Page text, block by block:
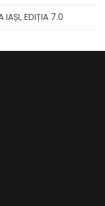
IAȘI, EDIȚIA 7.0